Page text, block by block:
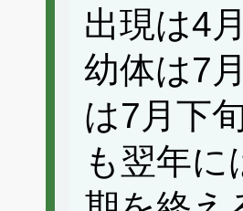
出現は4
幼体は7
は7月下
も翌年